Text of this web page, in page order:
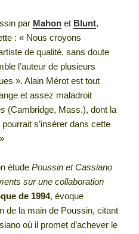
par Mahon et Blunt,
: « Nous croyons
de qualité, sans doute
l’auteur de plusieurs
». Alain Mérot est tout
et assez maladroit
(Cambridge, Mass.), dont la
s’insérer dans cette
étudePoussin et Cassiano
sur une collaboration
de 1994, évoque
de la main de Poussin, citant
où il promet d’achever le